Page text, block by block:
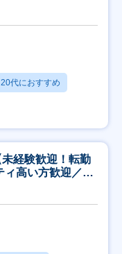
20代におすすめ
経験歓迎！転勤
ィ高い方歓迎／土